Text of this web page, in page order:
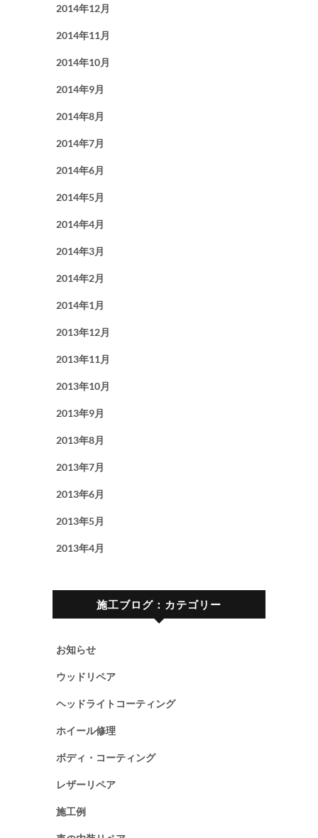
2014年12月
2014年11月
2014年10月
2014年9月
2014年8月
2014年7月
2014年6月
2014年5月
2014年4月
2014年3月
2014年2月
2014年1月
2013年12月
2013年11月
2013年10月
2013年9月
2013年8月
2013年7月
2013年6月
2013年5月
2013年4月
施工ブログ：カテゴリー
お知らせ
ウッドリペア
ヘッドライトコーティング
ホイール修理
ボディ・コーティング
レザーリペア
施工例